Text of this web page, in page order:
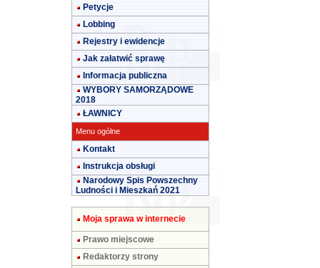
Petycje
Lobbing
Rejestry i ewidencje
Jak załatwić sprawę
Informacja publiczna
WYBORY SAMORZĄDOWE
2018
ŁAWNICY
Menu ogólne
Kontakt
Instrukcja obsługi
Narodowy Spis Powszechny
Ludności i Mieszkań 2021
Moja sprawa w internecie
Prawo miejscowe
Redaktorzy strony